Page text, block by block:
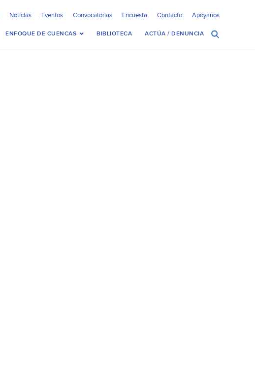
Noticias Eventos Convocatorias Encuesta Contacto Apóyanos
ENFOQUE DE CUENCAS BIBLIOTECA ACTÚA / DENUNCIA